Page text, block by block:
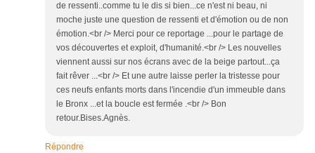
de ressenti..comme tu le dis si bien...ce n'est ni beau, ni
moche juste une question de ressenti et d'émotion ou de non
émotion.<br /> Merci pour ce reportage ...pour le partage de
vos découvertes et exploit, d'humanité.<br /> Les nouvelles
viennent aussi sur nos écrans avec de la beige partout...ça
fait rêver ...<br /> Et une autre laisse perler la tristesse pour
ces neufs enfants morts dans l'incendie d'un immeuble dans
le Bronx ...et la boucle est fermée .<br /> Bon
retour.Bises.Agnès.
Répondre